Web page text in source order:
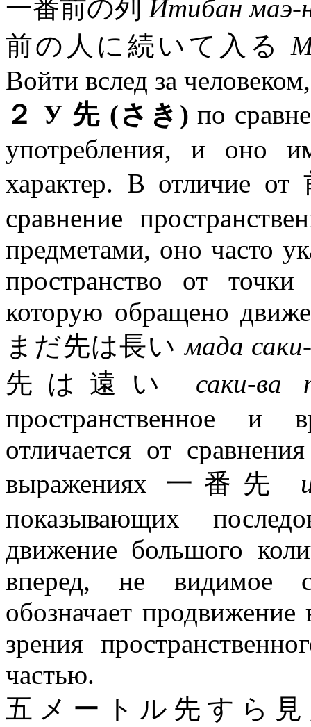
一番前の列 Итибан маэ-
前の人に続いて入る
Войти вслед за
２ У 先 (さき) по
употребления, и оно
характер. В отличие от
сравнение
предметами, оно часто
пространство от
которую обращено
まだ先は長いмада
先は遠い
саки-ва
пространственное и
отличается от
выражениях 一番先
показывающих
движение большого
вперед, не видимое
обозначает
зрения
частью.
五メートル先すら